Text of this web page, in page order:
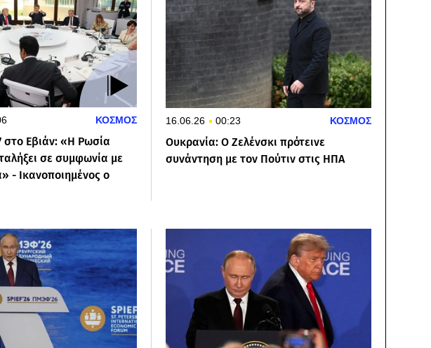
ΚΟΣΜΟΣ
στο Εβιάν: «Η Ρωσία
σε συμφωνία με
- Ικανοποιημένος ο
16.06.26 00:23 ΚΟΣΜΟΣ
Ουκρανία: Ο Ζελένσκι πρότεινε
συνάντηση με τον Πούτιν στις ΗΠΑ